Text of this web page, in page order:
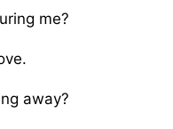
me?
away?